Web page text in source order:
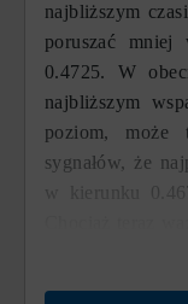
najbliższym
poruszać
0.4725. W
najbliższym
poziom,
sygnałów, że
w kierunku